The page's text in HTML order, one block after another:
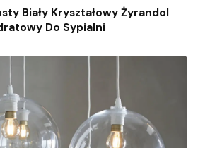
Biały Kryształowy Żyrandol
Do Sypialni